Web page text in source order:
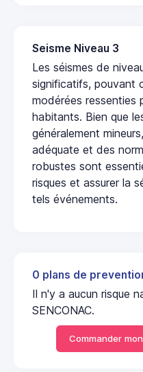
Seisme Niveau 3
Les séismes de
significatifs, pouvant
modérées ressenties
habitants. Bien que
généralement
adéquate et des
robustes sont
risques et assurer la
tels événements.
0 plans de
Il n'y a aucun risque
SENCONAC.
Commander